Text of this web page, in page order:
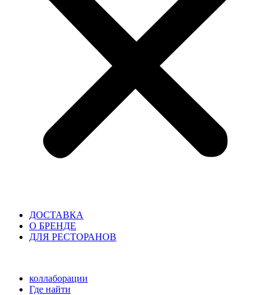
ДОСТАВКА
О БРЕНДЕ
ДЛЯ РЕСТОРАНОВ
коллаборации
⁠Где найти